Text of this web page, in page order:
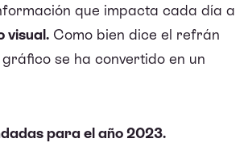
que impacta cada día a
visual. Como bien dice el refrán
se ha convertido en un
para el año 2023.